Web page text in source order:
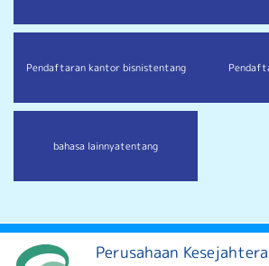
Pendaftaran kantor bisnistentang
bahasa lainnyatentang
Perusahaan